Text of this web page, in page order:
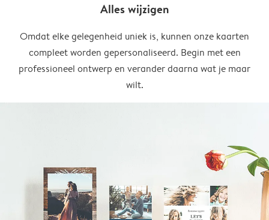
Alles wijzigen
Omdat elke gelegenheid uniek is, kunnen onze kaarten
compleet worden gepersonaliseerd. Begin met een
professioneel ontwerp en verander daarna wat je maar
wilt.